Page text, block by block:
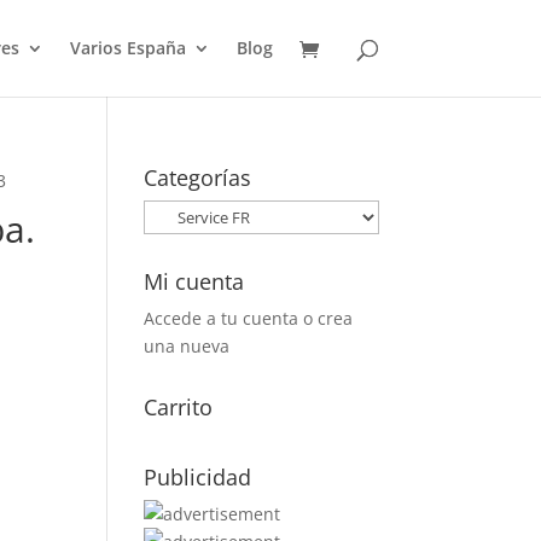
Varios España Blog
Categorías
Mi cuenta
Accede a tu cuenta o crea
una nueva
Carrito
Publicidad